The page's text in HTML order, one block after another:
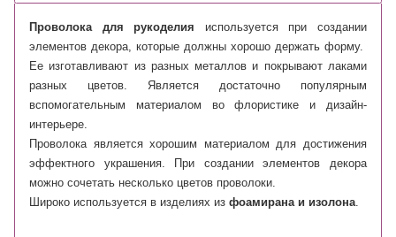
Проволока для рукоделия используется при создании
элементов декора, которые должны хорошо держать форму.
Ее изготавливают из разных металлов и покрывают лаками
разных цветов. Является достаточно популярным
вспомогательным материалом во флористике и дизайн-
интерьере.
Проволока является хорошим материалом для достижения
эффектного украшения. При создании элементов декора
можно сочетать несколько цветов проволоки.
Широко используется в изделиях из фоамирана и изолона.